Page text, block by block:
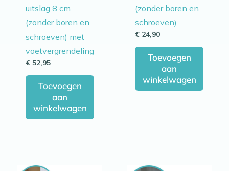
uitslag 8 cm
(zonder boren en
schroeven) met
voetvergrendeling
€ 52,95
Toevoegen
aan
winkelwagen
(zonder boren en
schroeven)
€ 24,90
Toevoegen
aan
winkelwagen